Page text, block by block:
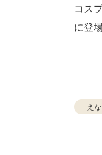
コス
に登
え